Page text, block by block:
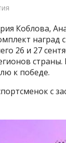
Коблова,
наград
26 и 27
к победе.
с